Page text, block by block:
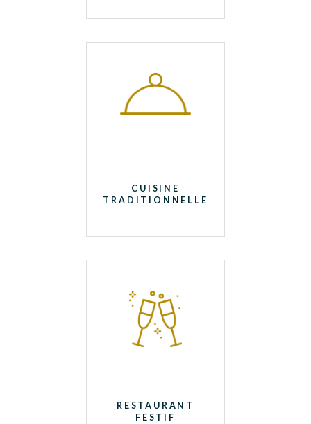
CUISINE
TRADITIONNELLE
RESTAURANT
FESTIF